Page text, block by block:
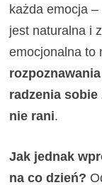
każda emocja –
jest naturalna i
emocjonalna to
radzenia
nie rani.
Jak jednak
na co dzień?